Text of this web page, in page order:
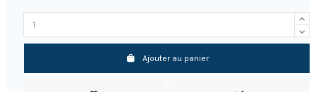
Ajouter au panier